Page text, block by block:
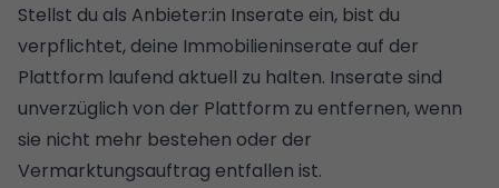
Stellst du als Anbieter:in Inserate ein, bist du
verpflichtet, deine Immobilieninserate auf der
Plattform laufend aktuell zu halten. Inserate sind
unverzüglich von der Plattform zu entfernen, wenn
sie nicht mehr bestehen oder der
Vermarktungsauftrag entfallen ist.